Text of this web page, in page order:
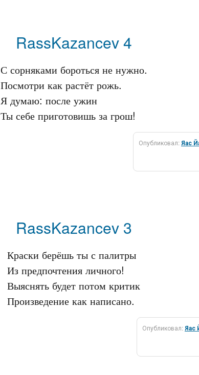
RassKazancev 4
С сорняками бороться не нужно.
Посмотри как растёт рожь.
Я думаю: после ужин
Опубликовал:Яас
RassKazancev 3
Краски берёшь ты с палитры
Из предпочтения личного!
Выяснять будет потом критик
Опубликовал:Яас